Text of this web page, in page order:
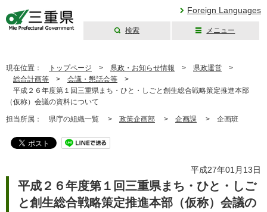
Foreign Languages
検索 メニュー
現在位置： トップページ > 県政・お知らせ情報 > 県政運営 >
総合計画等 > 会議・懇話会等 >
平成２６年度第１回三重県まち・ひと・しごと創生総合戦略策定推進本部
（仮称）会議の資料について
担当所属： 県庁の組織一覧 > 政策企画部 > 企画課 > 企画班
平成27年01月13日
平成２６年度第１回三重県まち・ひと・しご
と創生総合戦略策定推進本部（仮称）会議の